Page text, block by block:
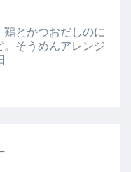
鶏とかつおだしのに
。そうめんアレンジ